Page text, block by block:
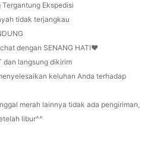
Ekspedisi
tidak terjangkau
chat dengan SENANG HATI❤️
dan langsung dikirim
keluhan Anda terhadap
merah lainnya tidak ada pengiriman,
libur^^